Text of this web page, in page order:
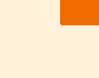
對自己更有自